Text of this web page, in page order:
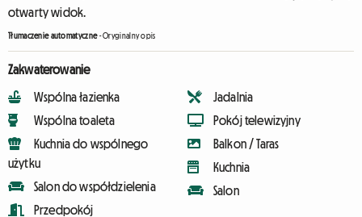
otwarty widok.
Tłumaczenie automatyczne-Oryginalny opis
Zakwaterowanie
Wspólna łazienka
Wspólna toaleta
Kuchnia do wspólnego
użytku
Salon do współdzielenia
Przedpokój
Jadalnia
Pokój telewizyjny
Balkon / Taras
Kuchnia
Salon